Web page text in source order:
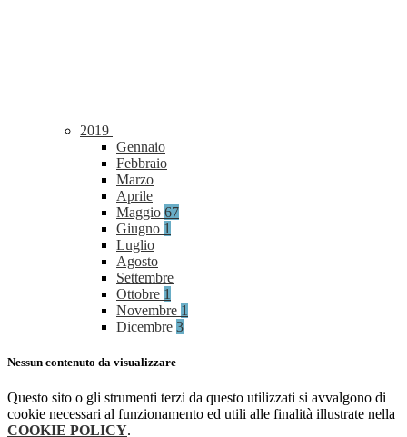
2019
Gennaio
Febbraio
Marzo
Aprile
Maggio 67
Giugno 1
Luglio
Agosto
Settembre
Ottobre 1
Novembre 1
Dicembre 3
Nessun contenuto da visualizzare
Questo sito o gli strumenti terzi da questo utilizzati si avvalgono di
cookie necessari al funzionamento ed utili alle finalità illustrate nella
COOKIE POLICY.